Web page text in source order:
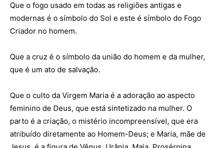
Que o fogo usado em todas as religiões antigas e
modernas é o símbolo do Sol e este é símbolo do Fogo
Criador no homem.
Que a cruz é o símbolo da união do homem e da mulher,
que é um ato de salvação.
Que o culto da Virgem Maria é a adoração ao aspecto
feminino de Deus, que está sintetizado na mulher. O
parto é a criação, o mistério incompreensível, que era
atribuído diretamente ao Homem-Deus; e Maria, mãe de